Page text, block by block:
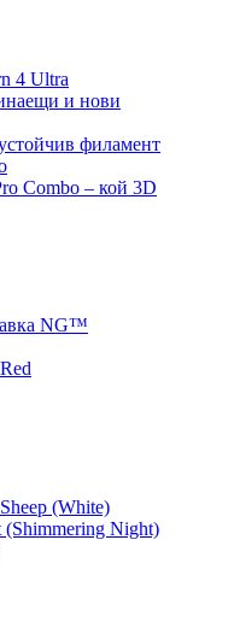
4 Ultra
и нови
филамент
Combo – кой 3D
NG™
(White)
Night)